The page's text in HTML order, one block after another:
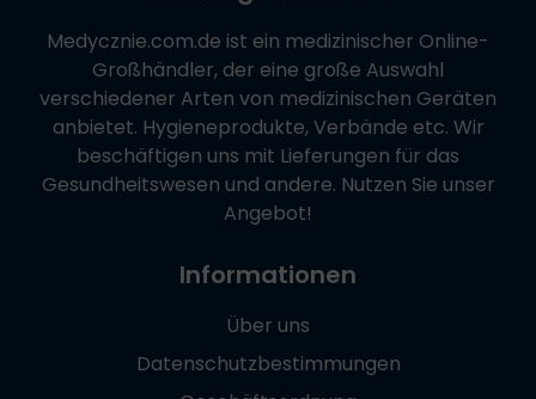
Medycznie.com.de ist ein medizinischer Online-
Großhändler, der eine große Auswahl
verschiedener Arten von medizinischen Geräten
anbietet. Hygieneprodukte, Verbände etc. Wir
beschäftigen uns mit Lieferungen für das
Gesundheitswesen und andere. Nutzen Sie unser
Angebot!
Informationen
Über uns
Datenschutzbestimmungen